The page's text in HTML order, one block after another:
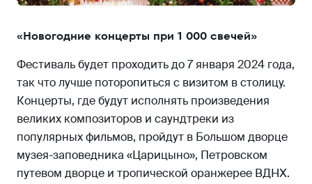
«Новогодние концерты при 1 000 свечей»
Фестиваль будет проходить до 7 января 2024 года,
так что лучше поторопиться с визитом в столицу.
Концерты, где будут исполнять произведения
великих композиторов и саундтреки из
популярных фильмов, пройдут в Большом дворце
музея-заповедника «Царицыно», Петровском
путевом дворце и тропической оранжерее ВДНХ.